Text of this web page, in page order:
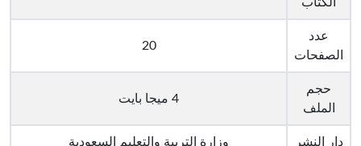
عدد
الصفحات
20
حجم
الملف
4 ميجا بايت
دار النشر وزارة التربية والتعليم السعودية